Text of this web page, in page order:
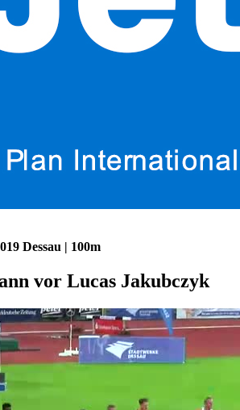
Dessau | 100m
vor Lucas Jakubczyk